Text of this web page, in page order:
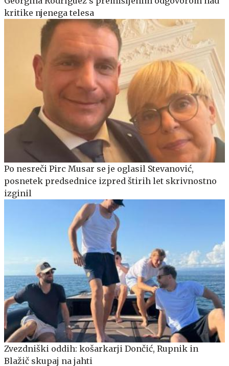
kritike njenega telesa
Po nesreči Pirc Musar se je oglasil Stevanović,
posnetek predsednice izpred štirih let skrivnostno
izginil
Zvezdniški oddih: košarkarji Dončić, Rupnik in
Blažič skupaj na jahti